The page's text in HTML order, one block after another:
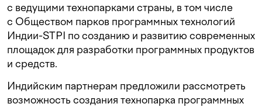
с ведущими технопарками страны, в том числе
с Обществом парков программных технологий
Индии-STPI по созданию и развитию современных
площадок для разработки программных продуктов
и средств.
Индийским партнерам предложили рассмотреть
возможность создания технопарка программных